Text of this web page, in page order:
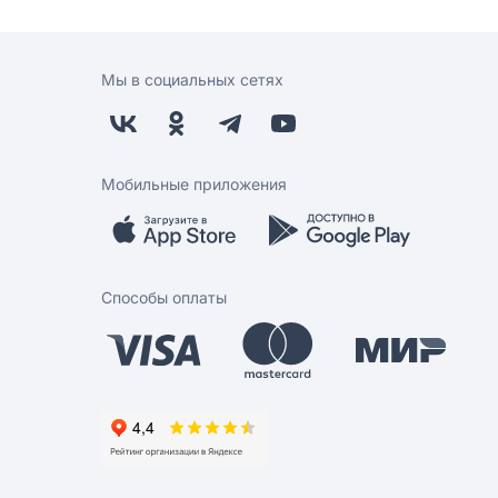
Мы в социальных сетях
Мобильные приложения
Способы оплаты